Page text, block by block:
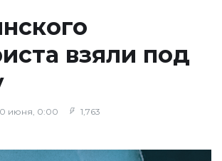
взяли под
июня, 0:00 1,763